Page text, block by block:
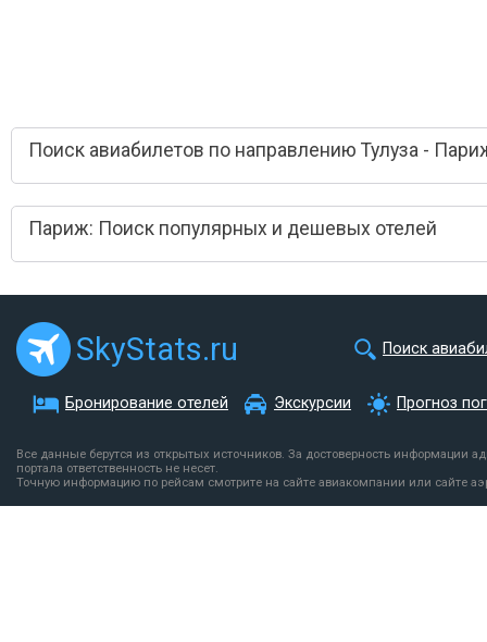
Поиск авиабилетов по направлению Тулуза -
Париж: Поиск популярных и дешевых отелей
SkyStats.ru Поиск
Бронирование отелей Экскурсии Прогноз
Все данные берутся из открытых источников. За достоверность информации
портала ответственность не несет.
Точную информацию по рейсам смотрите на сайте авиакомпании или сайте